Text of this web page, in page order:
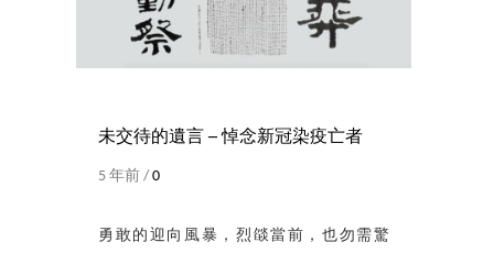
未交待的遺言 ─ 悼念新冠染疫亡者
5 年前 / 0
勇敢的迎向風暴，烈燄當前，也勿需驚